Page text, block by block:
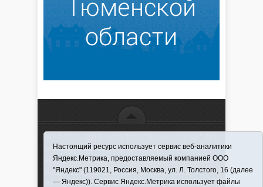
использовании материалов ссылка обязательна
Информационная лента выходит при финансовой
поддержке правительства Тюменской области
Регистрационный номер СМИ ЭЛ № ФС 77-66066
Настоящий ресурс использует сервис веб-аналитики
Яндекс.Метрика, предоставляемый компанией ООО
"Яндекс" (119021, Россия, Москва, ул. Л. Толстого, 16 (далее
— Яндекс)). Сервис Яндекс.Метрика использует файлы